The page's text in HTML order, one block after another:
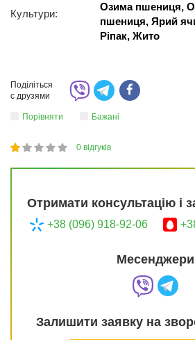
Культури:
Озима пшениця,
пшениця, Ярий
Ріпак, Жито
Поділіться
с друзями
Порівняти Бажані
20
1
2
3
4
5 0 відгуків
Отримати консультацію і
+38 (096) 918-92-06
Месенджери
Залишити заявку на